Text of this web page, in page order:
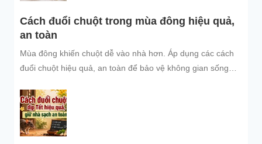
Cách đuổi chuột trong mùa đông hiệu quả,
an toàn
Mùa đông khiến chuột dễ vào nhà hơn. Áp dụng các cách
đuổi chuột hiệu quả, an toàn để bảo vệ không gian sống